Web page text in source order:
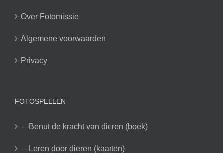
Over Fotomissie
Algemene voorwaarden
Privacy
FOTOSPELLEN
—Benut de kracht van dieren (boek)
—Leren door dieren (kaarten)